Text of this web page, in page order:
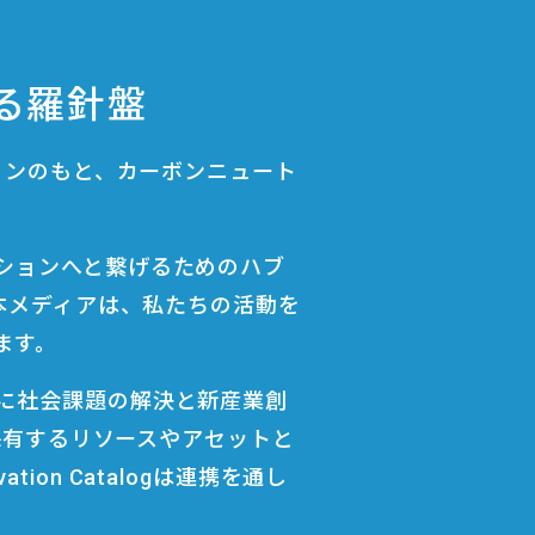
羅針盤
のもと、カーボンニュート
ョンへと繋げるためのハブ
ディアは、私たちの活動を
。
社会課題の解決と新産業創
するリソースやアセットと
Catalogは連携を通し